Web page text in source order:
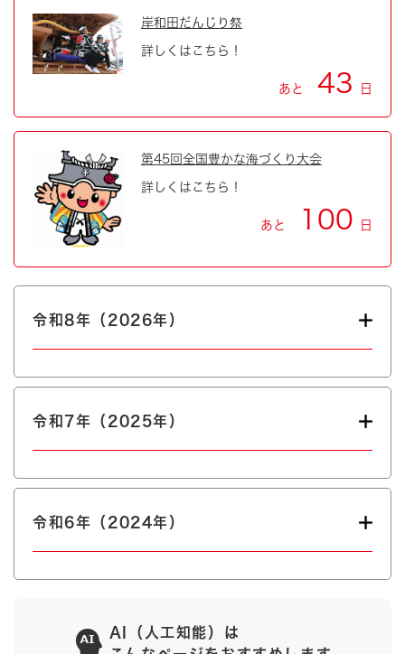
岸和田だんじり祭
詳しくはこちら！
あと 43 日
第45回全国豊かな海づくり大会
詳しくはこちら！
あと 100 日
令和8年（2026年）
令和7年（2025年）
令和6年（2024年）
AI（人工知能）は